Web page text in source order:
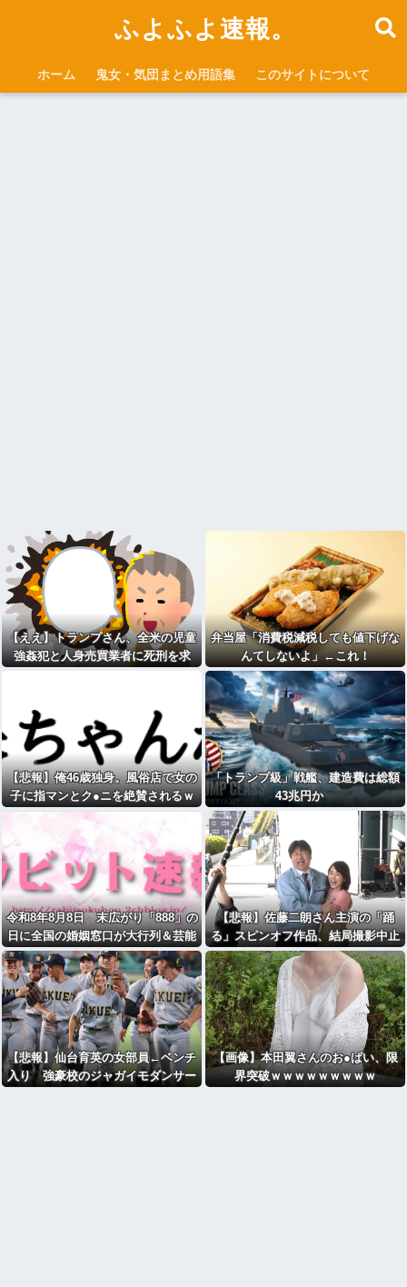
ふよふよ速報。
ホーム 鬼女・気団まとめ用語集 このサイトについて
【ええ】トランプさん、全米の児童
強姦犯と人身売買業者に死刑を求
弁当屋「消費税減税しても値下げな
んてしないよ」←これ！
【悲報】俺46歳独身。風俗店で女の
子に指マンとク●ニを絶賛されるｗ
ｗｗｗｗｗｗwwww
「トランプ級」戦艦、建造費は総額
43兆円か
令和8年8月8日 末広がり「888」の
日に全国の婚姻窓口が大行列＆芸能
人も結婚ラッシュ
【悲報】佐藤二朗さん主演の「踊
る」スピンオフ作品、結局撮影中止
が決定wwwwwwwwwwww
【悲報】仙台育英の女部員←ベンチ
入り 強豪校のジャガイモダンサー
【画像】本田翼さんのお●ぱい、限
界突破ｗｗｗｗｗｗｗｗｗ